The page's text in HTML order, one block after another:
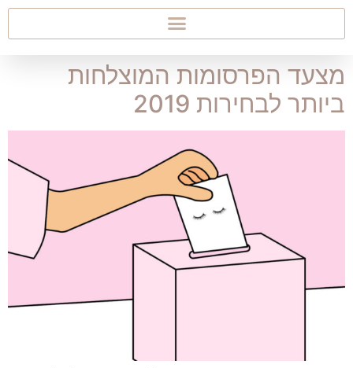
מצעד הפרסומות המוצלחות
ביותר לבחירות 2019